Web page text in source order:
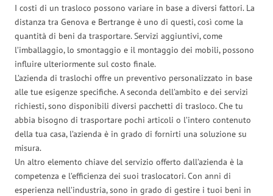
I costi di un trasloco possono variare in base a diversi fattori. La
distanza tra Genova e Bertrange è uno di questi, così come la
quantità di beni da trasportare. Servizi aggiuntivi, come
l’imballaggio, lo smontaggio e il montaggio dei mobili, possono
influire ulteriormente sul costo finale.
L’azienda di traslochi offre un preventivo personalizzato in base
alle tue esigenze specifiche. A seconda dell’ambito e dei servizi
richiesti, sono disponibili diversi pacchetti di trasloco. Che tu
abbia bisogno di trasportare pochi articoli o l’intero contenuto
della tua casa, l’azienda è in grado di fornirti una soluzione su
misura.
Un altro elemento chiave del servizio offerto dall’azienda è la
competenza e l’efficienza dei suoi traslocatori. Con anni di
esperienza nell’industria, sono in grado di gestire i tuoi beni in